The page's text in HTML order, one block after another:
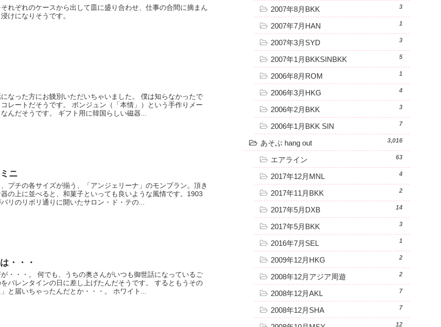
れぞれのケースから出して皿に盛り合わせ、仕事の合間に摘まん
けになりそうです。
なった方にお餞別いただいちゃいました。 僕は知らなかったで
レートだそうです。 ボンジュン（「本情」）という手作りメー
んだそうです。 ギフト用に韓国らしい磁器...
ニ
プチの各サイズが揃う、「アンジェリーナ」のモンブラン。頂き
の上に並べると、和菓子といっても良いような風情です。1903
リのリボリ通りに開いたサロン・ド・テの...
・・・
・・・。 何でも、うちの奥さんがいつも御世話になっているご
バレンタインの日に差し上げたんだそうです。 するともうその
と届いちゃったんだとか・・・。 ホワイト...
2007年8月BKK 3
2007年7月HAN 1
2007年3月SYD 3
2007年1月BKKSINBKK 5
2006年8月ROM 1
2006年3月HKG 4
2006年2月BKK 3
2006年1月BKK SIN 7
あそぶ hang out 3,016
エアライン 63
2017年12月MNL 4
2017年11月BKK 2
2017年5月DXB 14
2017年5月BKK 3
2016年7月SEL 1
2009年12月HKG 2
2008年12月アジア周遊 2
2008年12月AKL 7
2008年12月SHA 7
12